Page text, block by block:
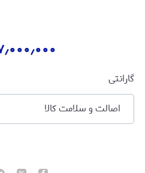
گارانتی
اصالت و سلامت کالا